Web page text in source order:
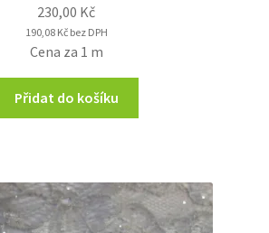
230,00 Kč
190,08 Kčbez DPH
Cena za 1 m
Přidat do košíku